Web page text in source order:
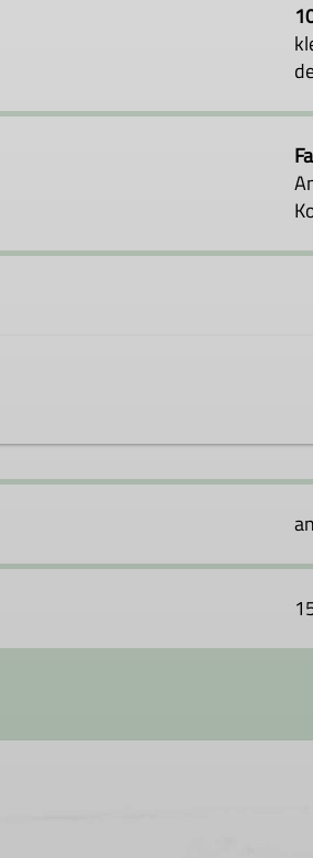
für jeden Interessensbereich